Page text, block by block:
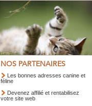
NOS PARTENAIRES
Les bonnes adresses canine et
féline
Devenez affilié et rentabilisez
votre site web